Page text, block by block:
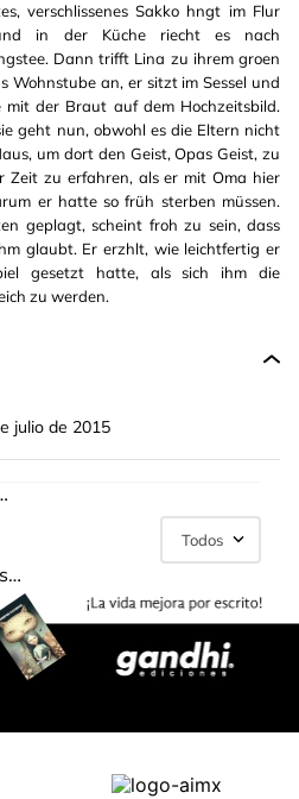
verschlissenes Sakko hngt im Flur
in der Küche riecht es nach
Dann trifft Lina zu ihrem groen
Wohnstube an, er sitzt im Sessel und
mit der Braut auf dem Hochzeitsbild.
geht nun, obwohl es die Eltern nicht
um dort den Geist, Opas Geist, zu
Zeit zu erfahren, als er mit Oma hier
er hatte so früh sterben müssen.
geplagt, scheint froh zu sein, dass
glaubt. Er erzhlt, wie leichtfertig er
gesetzt hatte, als sich ihm die
zu werden.
julio de 2015
Todos